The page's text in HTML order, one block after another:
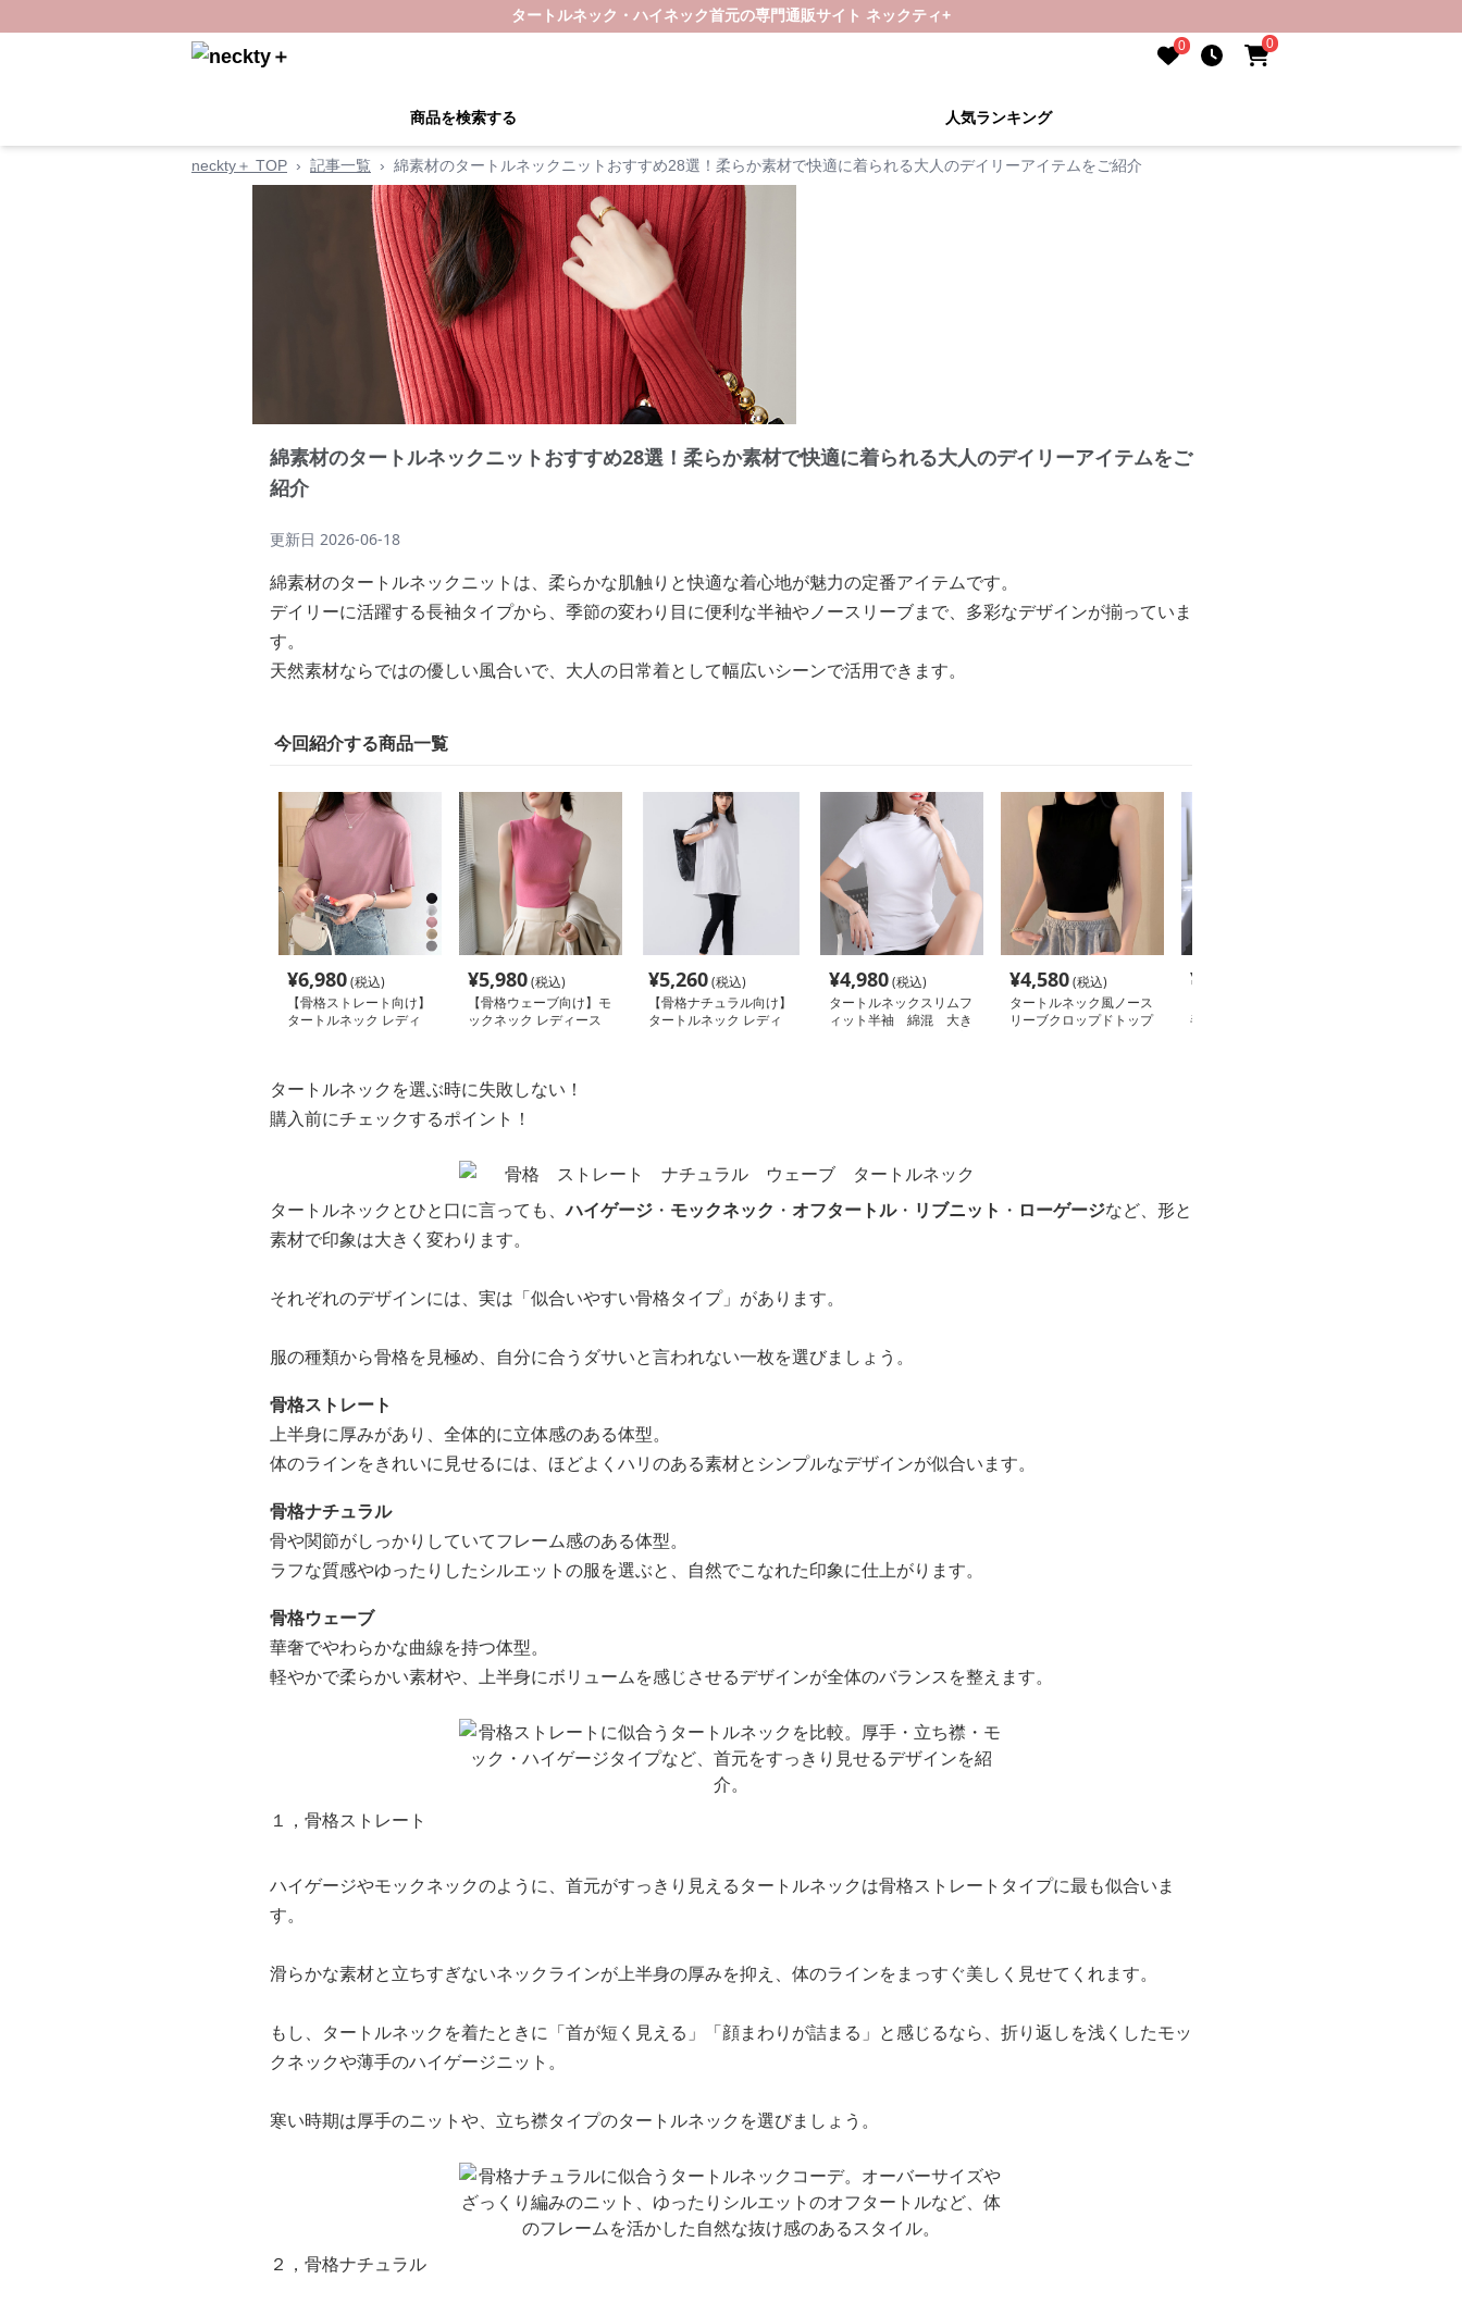
タートルネック・ハイネック首元の専門通販サイト ネックティ+
0 0
商品を検索する 人気ランキング
neckty＋ TOP › 記事一覧 › 綿素材のタートルネックニットおすすめ28選！柔らか素材で快適に着られる大人のデイリーアイテムをご紹介
綿素材のタートルネックニットおすすめ28選！柔らか素材で快適に着られる大人のデイリーアイテムをご
紹介
更新日 2026-06-18
綿素材のタートルネックニットは、柔らかな肌触りと快適な着心地が魅力の定番アイテムです。
デイリーに活躍する長袖タイプから、季節の変わり目に便利な半袖やノースリーブまで、多彩なデザインが揃っていま
す。
天然素材ならではの優しい風合いで、大人の日常着として幅広いシーンで活用できます。
今回紹介する商品一覧
¥6,980(税込)
【骨格ストレート向け】
タートルネック レディ
¥5,980(税込)
【骨格ウェーブ向け】モ
ックネック レディース
¥5,260(税込)
【骨格ナチュラル向け】
タートルネック レディ
¥4,980(税込)
タートルネックスリムフ
ィット半袖 綿混 大き
¥4,580(税込)
タートルネック風ノース
リーブクロップドトップ
¥
半ハイネックゆったり純
タートルネックを選ぶ時に失敗しない！
購入前にチェックするポイント！
タートルネックとひと口に言っても、ハイゲージ ・ モックネック ・ オフタートル・ リブニット ・ ローゲージなど、形と
素材で印象は大きく変わります。
それぞれのデザインには、実は「似合いやすい骨格タイプ」があります。
服の種類から骨格を見極め、自分に合うダサいと言われない一枚を選びましょう。
骨格ストレート
上半身に厚みがあり、全体的に立体感のある体型。
体のラインをきれいに見せるには、ほどよくハリのある素材とシンプルなデザインが似合います。
骨格ナチュラル
骨や関節がしっかりしていてフレーム感のある体型。
ラフな質感やゆったりしたシルエットの服を選ぶと、自然でこなれた印象に仕上がります。
骨格ウェーブ
華奢でやわらかな曲線を持つ体型。
軽やかで柔らかい素材や、上半身にボリュームを感じさせるデザインが全体のバランスを整えます。
１，骨格ストレート
ハイゲージやモックネックのように、首元がすっきり見えるタートルネックは骨格ストレートタイプに最も似合いま
す。
滑らかな素材と立ちすぎないネックラインが上半身の厚みを抑え、体のラインをまっすぐ美しく見せてくれます。
もし、タートルネックを着たときに「首が短く見える」「顔まわりが詰まる」と感じるなら、折り返しを浅くしたモッ
クネックや薄手のハイゲージニット。
寒い時期は厚手のニットや、立ち襟タイプのタートルネックを選びましょう。
２，骨格ナチュラル